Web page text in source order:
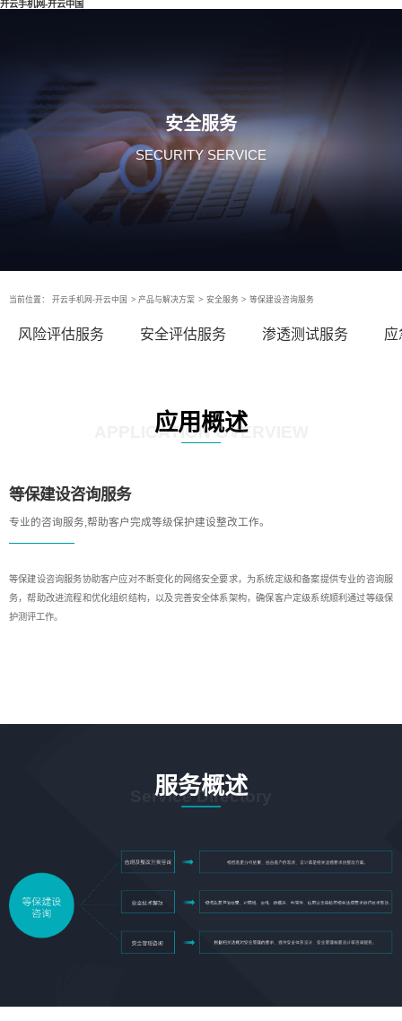
开云手机网-开云中国
安全服务
SECURITY SERVICE
当前位置： 开云手机网-开云中国 > 产品与解决方案 > 安全服务 > 等保建设咨询服务
风险评估服务 安全评估服务 渗透测试服务 应
应用概述
APPLICATION OVERVIEW
等保建设咨询服务
专业的咨询服务,帮助客户完成等级保护建设整改工作。
等保建设咨询服务协助客户应对不断变化的网络安全要求，为系统定级和备案提供专业的咨询服
务，帮助改进流程和优化组织结构，以及完善安全体系架构，确保客户定级系统顺利通过等级保
护测评工作。
服务概述
Service Directory